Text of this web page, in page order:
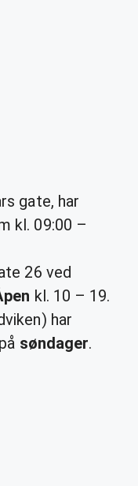
gate, har
kl. 09:00 –
26 ved
kl. 10 – 19.
har
søndager.